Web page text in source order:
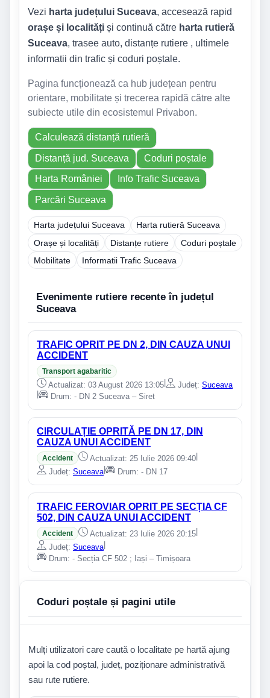
Vezi harta județului Suceava, accesează rapid
orașe și localități și continuă către harta rutieră
Suceava, trasee auto, distanțe rutiere , ultimele
informatii din trafic și coduri poștale.
Pagina funcționează ca hub județean pentru
orientare, mobilitate și trecerea rapidă către alte
subiecte utile din ecosistemul Privabon.
Calculează distanță rutieră
Distanță jud. Suceava Coduri poștale
Harta României Info Trafic Suceava
Parcări Suceava
Harta județului Suceava
Harta rutieră Suceava
Orașe și localități
Distanțe rutiere
Coduri poștale
Mobilitate
Informatii Trafic Suceava
Evenimente rutiere recente în județul
Suceava
TRAFIC OPRIT PE DN 2, DIN CAUZA UNUI
ACCIDENT
Transport agabaritic
Actualizat: 03 August 2026 13:05 Județ: Suceava
Drum: - DN 2 Suceava – Siret
CIRCULAȚIE OPRITĂ PE DN 17, DIN
CAUZA UNUI ACCIDENT
Accident Actualizat: 25 Iulie 2026 09:40
Județ: Suceava Drum: - DN 17
TRAFIC FEROVIAR OPRIT PE SECȚIA CF
502, DIN CAUZA UNUI ACCIDENT
Accident Actualizat: 23 Iulie 2026 20:15
Județ: Suceava|
Drum: - Secția CF 502 ; Iași – Timișoara
Coduri poștale și pagini utile
Mulți utilizatori care caută o localitate pe hartă ajung
apoi la cod poștal, județ, poziționare administrativă
sau rute rutiere.